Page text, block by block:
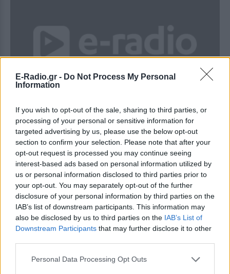
E-Radio.gr - Do Not Process My Personal
Information
If you wish to opt-out of the sale, sharing to third parties, or
processing of your personal or sensitive information for
targeted advertising by us, please use the below opt-out
section to confirm your selection. Please note that after your
opt-out request is processed you may continue seeing
interest-based ads based on personal information utilized by
us or personal information disclosed to third parties prior to
your opt-out. You may separately opt-out of the further
disclosure of your personal information by third parties on the
IAB’s list of downstream participants. This information may
also be disclosed by us to third parties on the IAB’s List of
Downstream Participants that may further disclose it to other
Personal Data Processing Opt Outs
ΕΛΛΆΔΑ
Πυροσβεστική: Στους 85 οι νεκροί που έχουν
ταυτοποιηθεί
Ένας αγνοούμενος
ΠΡΙΝ 419 ΕΒΔΟΜΆΔΕΣ